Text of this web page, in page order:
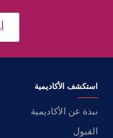
استكشف الأكاديمية
نبذة عن الأكاديمية
القبول